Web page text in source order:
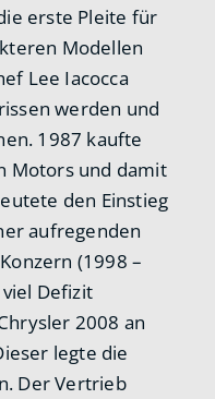
erste Pleite für
Modellen
Lee Iacocca
werden und
1987 kaufte
Motors und damit
den Einstieg
aufregenden
(1998 –
Defizit
2008 an
legte die
Der Vertrieb